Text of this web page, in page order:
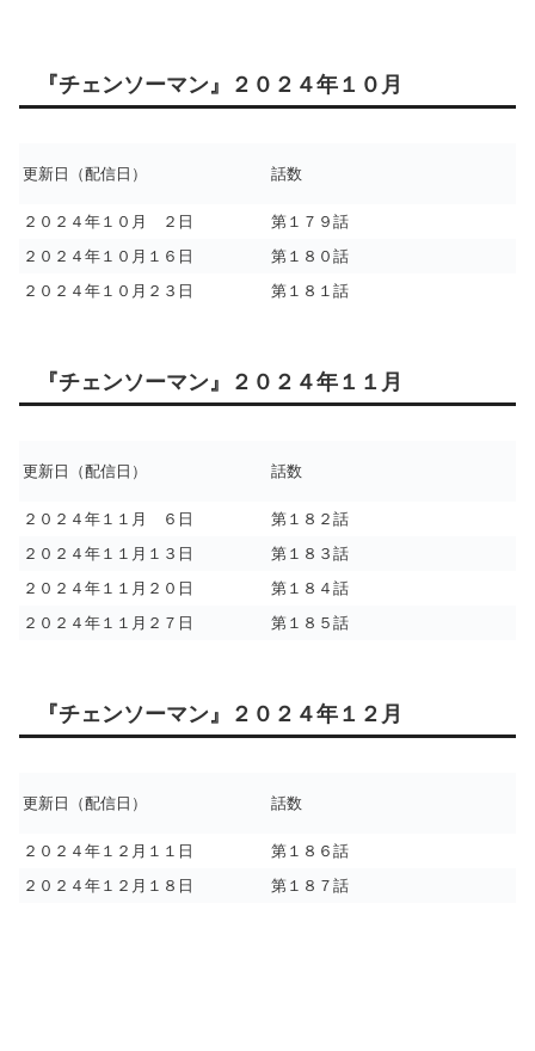
『チェンソーマン』２０２４年１０月
更新日（配信日） 話数
２０２４年１０月 ２日
第１７９話
２０２４年１０月１６日
第１８０話
２０２４年１０月２３日
第１８１話
『チェンソーマン』２０２４年１１月
更新日（配信日） 話数
２０２４年１１月 ６日
第１８２話
２０２４年１１月１３日
第１８３話
２０２４年１１月２０日
第１８４話
２０２４年１１月２７日
第１８５話
『チェンソーマン』２０２４年１２月
更新日（配信日） 話数
２０２４年１２月１１日
第１８６話
２０２４年１２月１８日
第１８７話